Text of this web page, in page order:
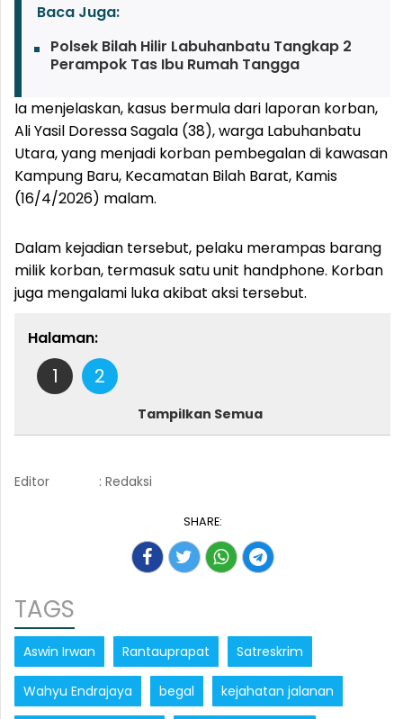
Baca Juga:
Polsek Bilah Hilir Labuhanbatu Tangkap 2
Perampok Tas Ibu Rumah Tangga
Ia menjelaskan, kasus bermula dari laporan korban,
Ali Yasil Doressa Sagala (38), warga Labuhanbatu
Utara, yang menjadi korban pembegalan di kawasan
Kampung Baru, Kecamatan Bilah Barat, Kamis
(16/4/2026) malam.
Dalam kejadian tersebut, pelaku merampas barang
milik korban, termasuk satu unit handphone. Korban
juga mengalami luka akibat aksi tersebut.
Halaman:
1 2
Tampilkan Semua
Editor : Redaksi
SHARE:
TAGS
Aswin Irwan Rantauprapat Satreskrim
Wahyu Endrajaya begal kejahatan jalanan